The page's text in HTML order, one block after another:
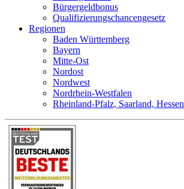
Bürgergeldbonus
Qualifizierungschancengesetz
Regionen
Baden Württemberg
Bayern
Mitte-Ost
Nordost
Nordwest
Nordrhein-Westfalen
Rheinland-Pfalz, Saarland, Hessen